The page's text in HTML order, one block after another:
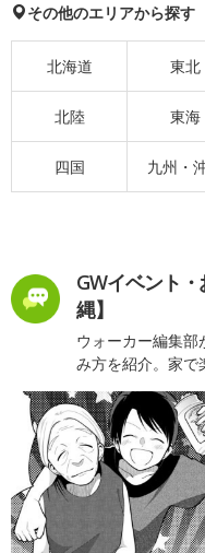
その他のエリアから探す
北海道 東北
北陸 東海
四国 九州・
GWイベント
縄】
ウォーカー編集部
み方を紹介。家で